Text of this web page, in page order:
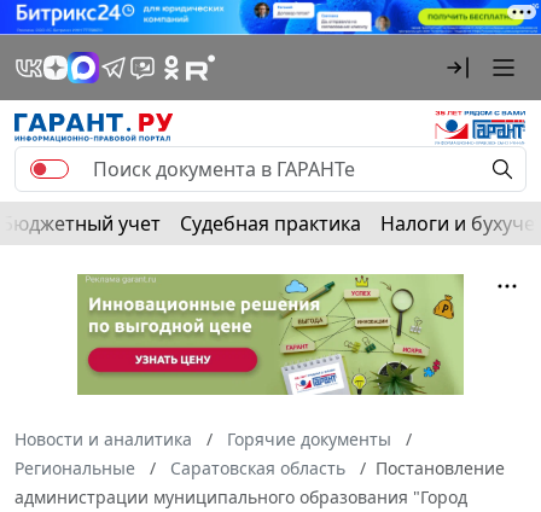
Бюджетный учет Судебная практика Налоги и
Новости и аналитика
Горячие документы
Региональные
Саратовская область
Постановление
администрации муниципального образования "Город